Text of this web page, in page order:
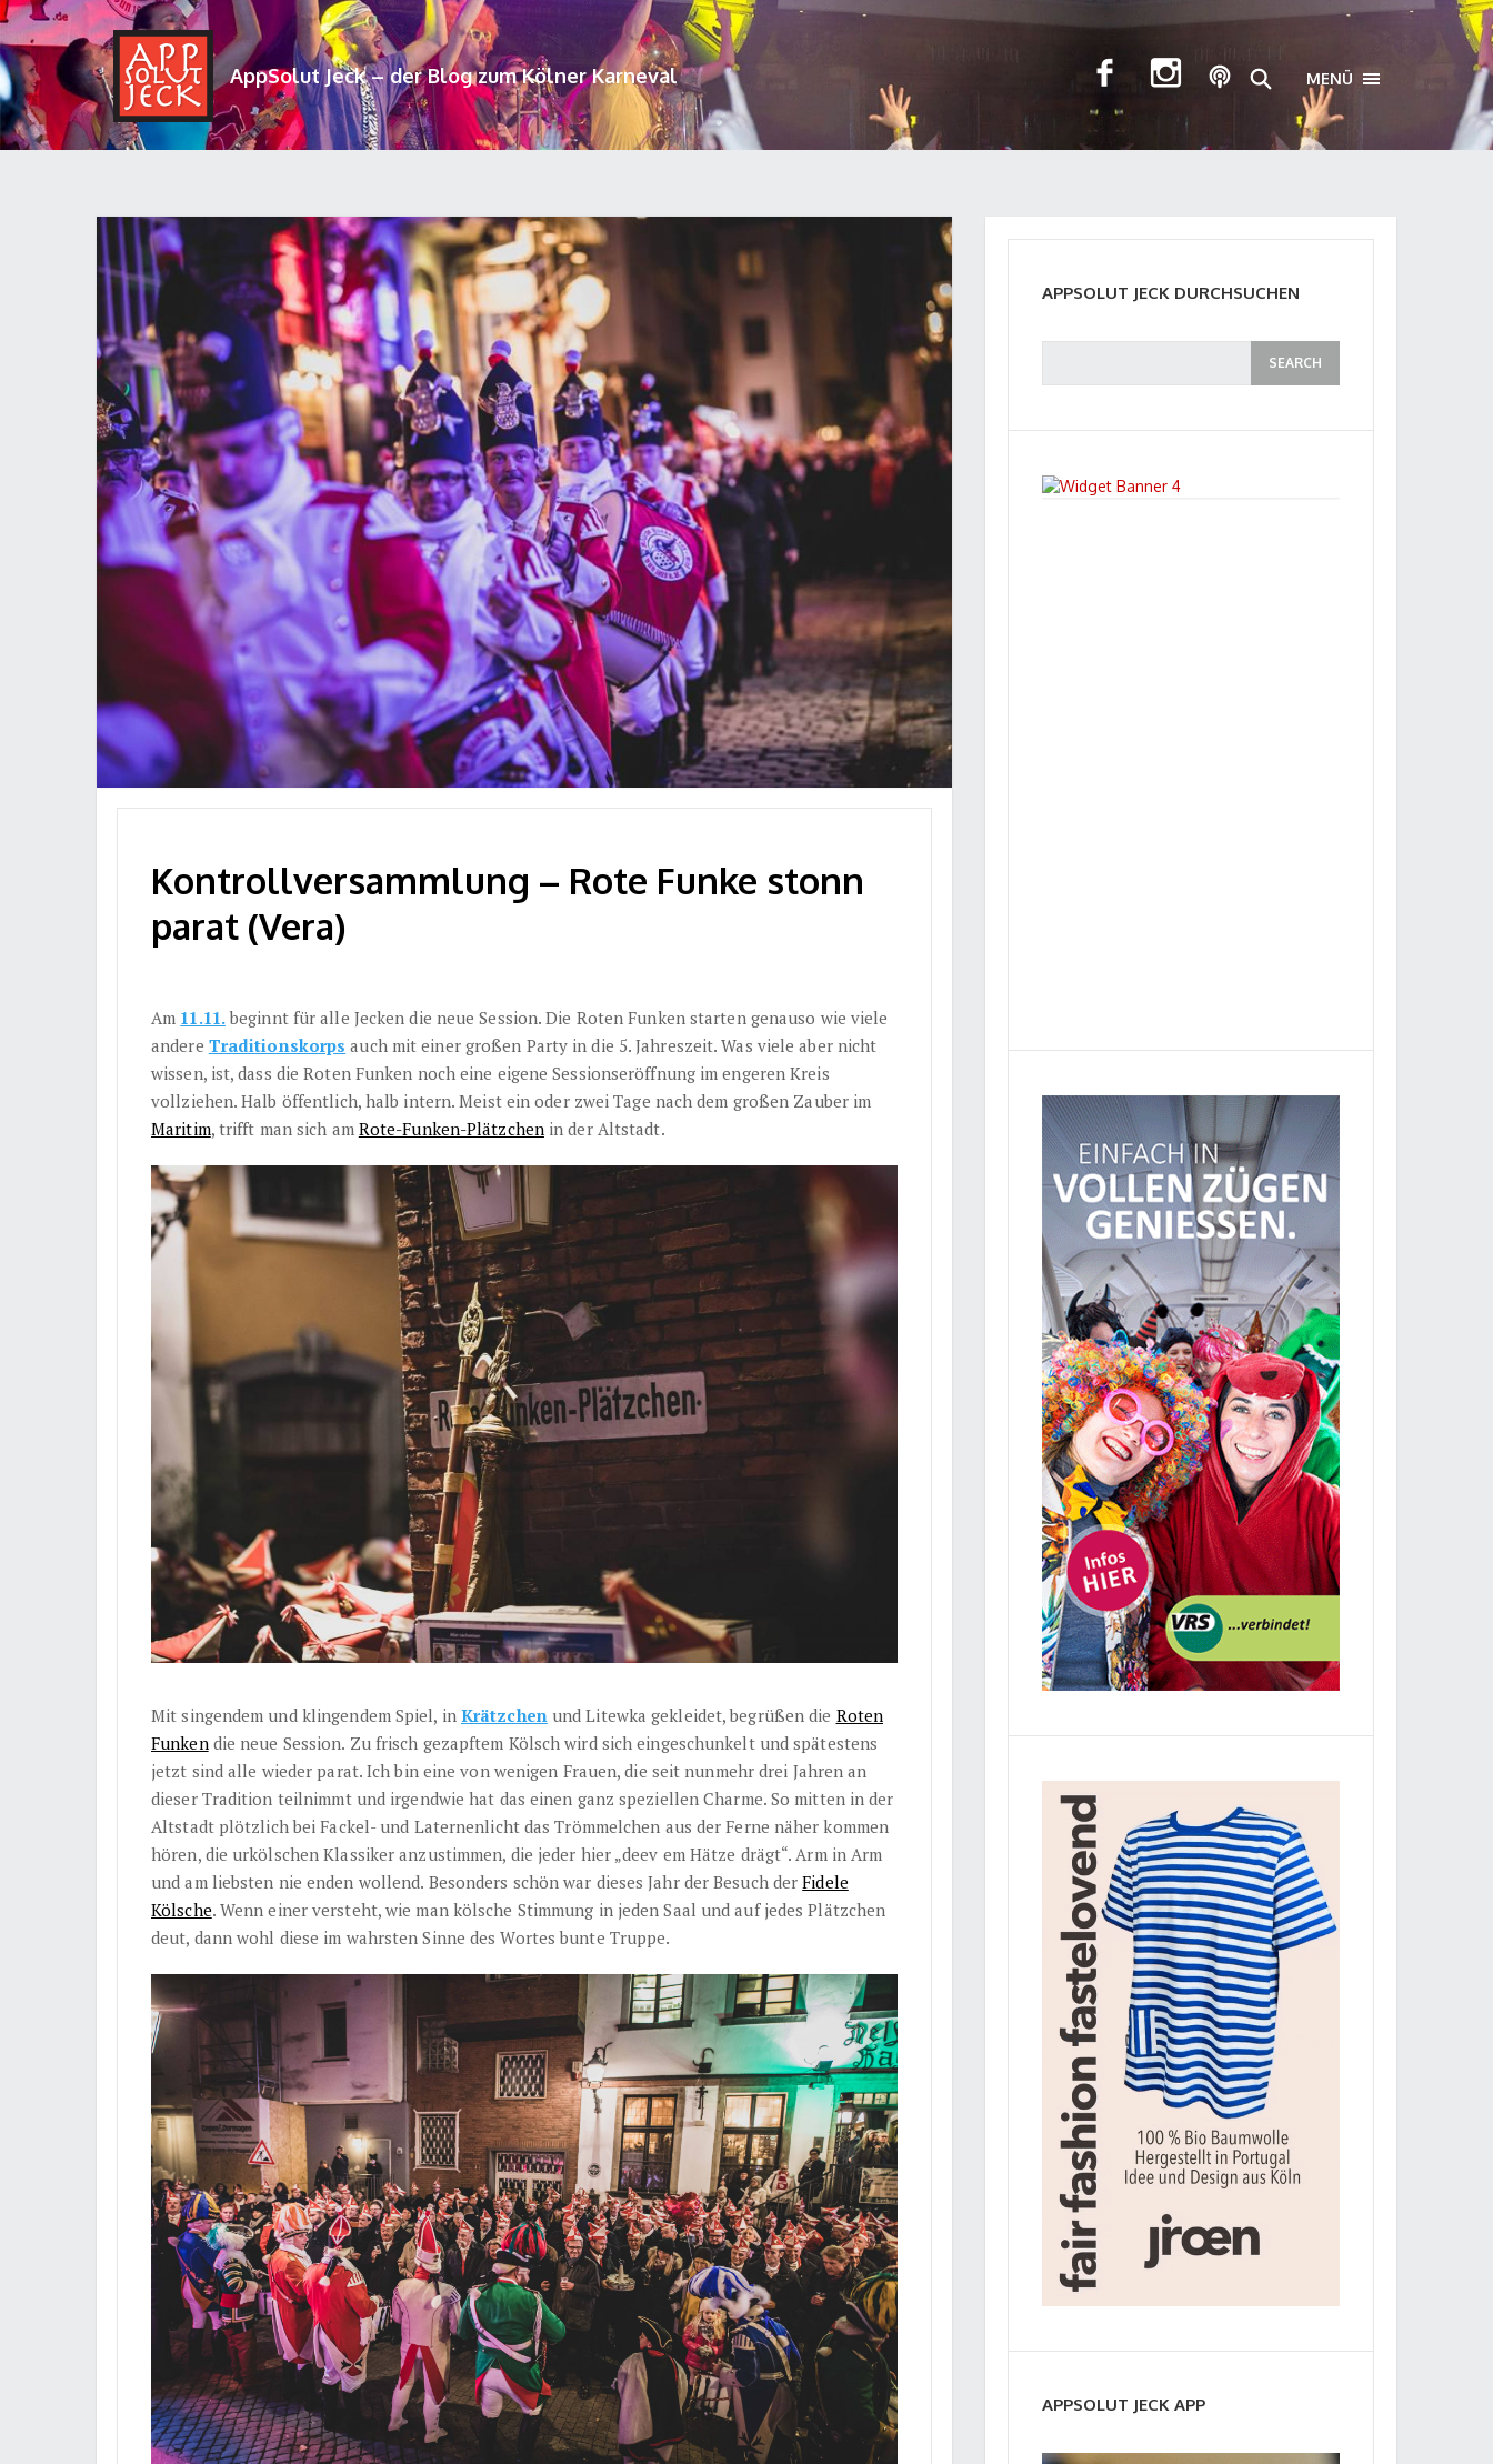
AppSolut Jeck – der Blog zum Kölner Karneval MENÜ TOGGLE
Kontrollversammlung – Rote Funke stonn
parat (Vera)
Am 11.11.beginnt für alle Jecken die neue Session. Die Roten Funken starten genauso wie viele
andere Traditionskorps auch mit einer großen Party in die 5. Jahreszeit. Was viele aber nicht
wissen, ist, dass die Roten Funken noch eine eigene Sessionseröffnung im engeren Kreis
vollziehen. Halb öffentlich, halb intern. Meist ein oder zwei Tage nach dem großen Zauber im
Maritim, trifft man sich am Rote-Funken-Plätzchenin der Altstadt.
Mit singendem und klingendem Spiel, in Krätzchen und Litewka gekleidet, begrüßen die Roten
Funkendie neue Session. Zu frisch gezapftem Kölsch wird sich eingeschunkelt und spätestens
jetzt sind alle wieder parat. Ich bin eine von wenigen Frauen, die seit nunmehr drei Jahren an
dieser Tradition teilnimmt und irgendwie hat das einen ganz speziellen Charme. So mitten in der
Altstadt plötzlich bei Fackel- und Laternenlicht das Trömmelchen aus der Ferne näher kommen
hören, die urkölschen Klassiker anzustimmen, die jeder hier „deev em Hätze drägt“. Arm in Arm
und am liebsten nie enden wollend. Besonders schön war dieses Jahr der Besuch derFidele
Kölsche. Wenn einer versteht, wie man kölsche Stimmung in jeden Saal und auf jedes Plätzchen
deut, dann wohl diese im wahrsten Sinne des Wortes bunte Truppe.
APPSOLUT JECK DURCHSUCHEN
APPSOLUT JECK APP